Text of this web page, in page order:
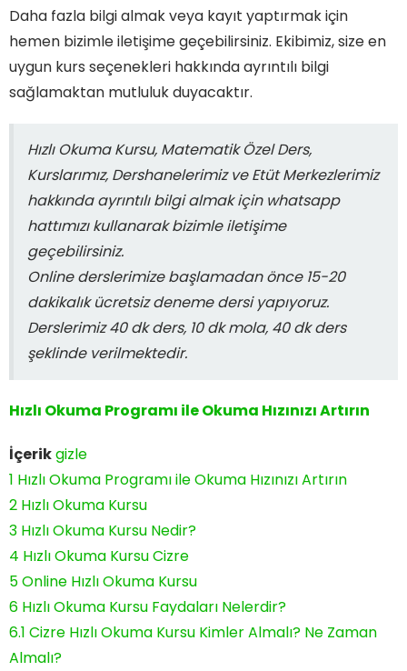
Daha fazla bilgi almak veya kayıt yaptırmak için
hemen bizimle iletişime geçebilirsiniz. Ekibimiz, size en
uygun kurs seçenekleri hakkında ayrıntılı bilgi
sağlamaktan mutluluk duyacaktır.
Hızlı Okuma Kursu, Matematik Özel Ders,
Kurslarımız, Dershanelerimiz ve Etüt Merkezlerimiz
hakkında ayrıntılı bilgi almak için whatsapp
hattımızı kullanarak bizimle iletişime
geçebilirsiniz.
Online derslerimize başlamadan önce 15-20
dakikalık ücretsiz deneme dersi yapıyoruz.
Derslerimiz 40 dk ders, 10 dk mola, 40 dk ders
şeklinde verilmektedir.
Hızlı Okuma Programı ile Okuma Hızınızı Artırın
İçerikgizle
1 Hızlı Okuma Programı ile Okuma Hızınızı Artırın
2 Hızlı Okuma Kursu
3 Hızlı Okuma Kursu Nedir?
4 Hızlı Okuma Kursu Cizre
5Online Hızlı Okuma Kursu
6 Hızlı Okuma Kursu Faydaları Nelerdir?
6.1 Cizre Hızlı Okuma Kursu Kimler Almalı? Ne Zaman
Almalı?